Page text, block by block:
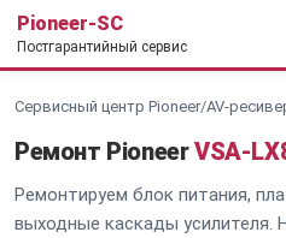
Pioneer-SC
Постгарантийный сервис
Сервисный центр Pioneer/AV-
Ремонт PioneerVSA-
Ремонтируем блок питания,
выходные каскады усилителя.